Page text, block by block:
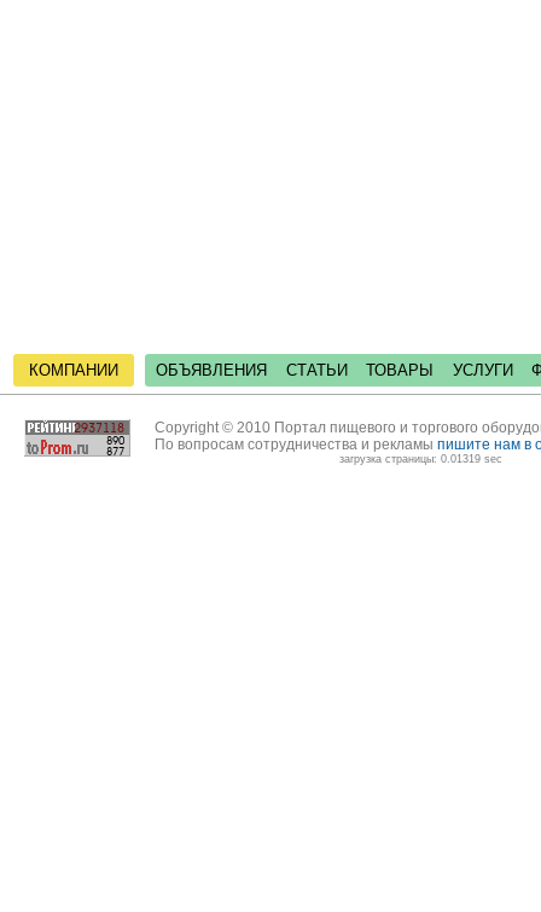
КОМПАНИИ ОБЪЯВЛЕНИЯ СТАТЬИ ТОВАРЫ УСЛУГИ
Copyright © 2010 Портал пищевого и торгового
По вопросам сотрудничества и рекламы пишите нам в
загрузка страницы: 0.01319 sec